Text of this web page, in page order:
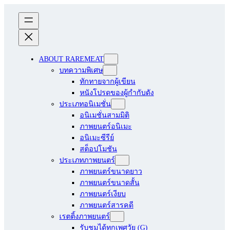
ABOUT RAREMEAT
บทความพิเศษ
ทักทายจากผู้เขียน
หนังโปรดของผู้กำกับดัง
ประเภทอนิเมชั่น
อนิเมชั่นสามมิติ
ภาพยนตร์อนิเมะ
อนิเมะซีรีย์
สต็อปโมชัน
ประเภทภาพยนตร์
ภาพยนตร์ขนาดยาว
ภาพยนตร์ขนาดสั้น
ภาพยนตร์เงียบ
ภาพยนตร์สารคดี
เรตติ้งภาพยนตร์
รับชมได้ทุกเพศวัย (G)